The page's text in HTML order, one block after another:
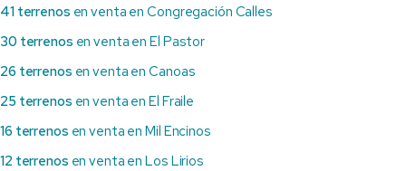
41 terrenos en venta en Congregación Calles
30 terrenos en venta en El Pastor
26 terrenos en venta en Canoas
25 terrenos en venta en El Fraile
16 terrenos en venta en Mil Encinos
12 terrenos en venta en Los Lirios